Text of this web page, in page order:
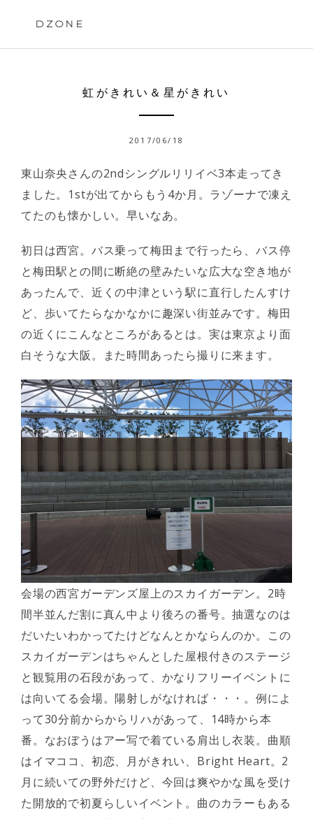
DZONE
虹がきれい＆星がきれい
2017/06/18
東山奈央さんの2ndシングルリリイベ3本走ってき
ました。1stが出てからもう4か月。ラゾーナで凍え
てたのも懐かしい。早いなあ。
初日は西宮。バス乗って梅田まで行ったら、バス停
と梅田駅との間に断絶の壁みたいな広大な空き地が
あったんで、近くの中津という駅に直行したんすけ
ど、歩いてたらなかなかに趣深い街並みです。梅田
の近くにこんなところがあるとは。実は東京より面
白そうな大阪。また時間あったら撮りに来ます。
会場の西宮ガーデンズ屋上のスカイガーデン。2時
間半並んだ割に真ん中より後ろの番号。抽選なのは
だいたいわかってたけどなんとかならんのか。この
スカイガーデンはちゃんとした屋根付きのステージ
と観覧用の石段があって、かなりフリーイベントに
は向いてる会場。陽射しがなければ・・・。例によ
って30分前からからリハがあって、14時から本
番。なおぼうはアー写で着ている肩出し衣装。曲順
はイマココ、初恋、月がきれい、Bright Heart。2
月に続いての野外だけど、今回は爽やかな風を受け
た開放的で初夏らしいイベント。曲のカラーもある